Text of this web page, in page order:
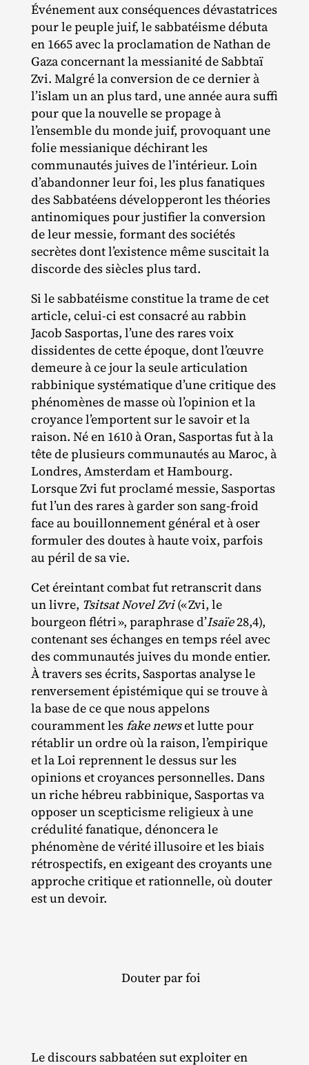
Événement aux conséquences dévastatrices
pour le peuple juif, le sabbatéisme débuta
en 1665 avec la proclamation de Nathan de
Gaza concernant la messianité de Sabbtaï
Zvi. Malgré la conversion de ce dernier à
l’islam un an plus tard, une année aura suffi
pour que la nouvelle se propage à
l’ensemble du monde juif, provoquant une
folie messianique déchirant les
communautés juives de l’intérieur. Loin
d’abandonner leur foi, les plus fanatiques
des Sabbatéens développeront les théories
antinomiques pour justifier la conversion
de leur messie, formant des sociétés
secrètes dont l’existence même suscitait la
discorde des siècles plus tard.
Si le sabbatéisme constitue la trame de cet
article, celui‐​ci est consacré au rabbin
Jacob Sasportas, l’une des rares voix
dissidentes de cette époque, dont l’œuvre
demeure à ce jour la seule articulation
rabbinique systématique d’une critique des
phénomènes de masse où l’opinion et la
croyance l’emportent sur le savoir et la
raison. Né en 1610 à Oran, Sasportas fut à la
tête de plusieurs communautés au Maroc, à
Londres, Amsterdam et Hambourg.
Lorsque Zvi fut proclamé messie, Sasportas
fut l’un des rares à garder son sang‐​froid
face au bouillonnement général et à oser
formuler des doutes à haute voix, parfois
au péril de sa vie.
Cet éreintant combat fut retranscrit dans
un livre, Tsitsat Novel Zvi(« Zvi, le
bourgeon flétri », paraphrase d’Isaïe28,4),
contenant ses échanges en temps réel avec
des communautés juives du monde entier.
À travers ses écrits, Sasportas analyse le
renversement épistémique qui se trouve à
la base de ce que nous appelons
couramment lesfake newset lutte pour
rétablir un ordre où la raison, l’empirique
et la Loi reprennent le dessus sur les
opinions et croyances personnelles. Dans
un riche hébreu rabbinique, Sasportas va
opposer un scepticisme religieux à une
crédulité fanatique, dénoncera le
phénomène de vérité illusoire et les biais
rétrospectifs, en exigeant des croyants une
approche critique et rationnelle, où douter
est un devoir.
Douter par foi
Le discours sabbatéen sut exploiter en